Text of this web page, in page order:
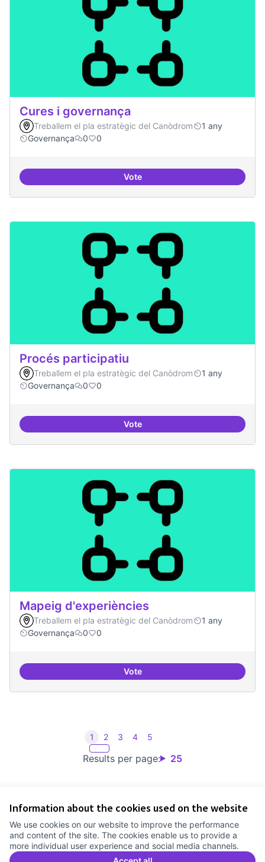
Information about the cookies used on the website
We use cookies on our website to improve the performance
and content of the site. The cookies enable us to provide a
more individual user experience and social media channels.
Cures i governança
Treballem el pla estratègic del Canòdrom
1 any
Governança
0 0
VoteCures i governança
Procés participatiu
Treballem el pla estratègic del Canòdrom
1 any
Governança
0 0
VoteProcés participatiu
Mapeig d'experiències
Treballem el pla estratègic del Canòdrom
1 any
Governança
0 0
VoteMapeig d'experiències
Results per page: 25
1 2 3 4 5
Cookie settings
Comunitat Canòdrom at Facebook
(External link)
Comunitat Canòdrom at Instagram
(External link)
Comunitat Canòdrom at YouTube
(External link)
English
Triar la llenguaElegir el idiomaChoose language